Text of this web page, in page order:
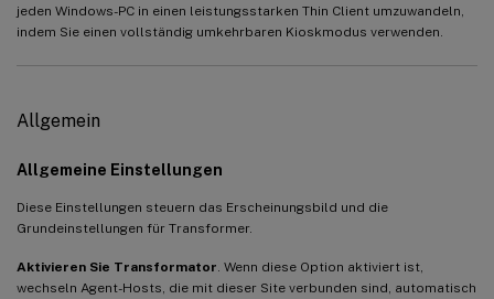
jeden Windows-PC in einen leistungsstarken Thin Client umzuwandeln,
indem Sie einen vollständig umkehrbaren Kioskmodus verwenden.
Allgemein
Allgemeine Einstellungen
Diese Einstellungen steuern das Erscheinungsbild und die
Grundeinstellungen für Transformer.
Aktivieren Sie Transformator . Wenn diese Option aktiviert ist,
wechseln Agent-Hosts, die mit dieser Site verbunden sind, automatisch